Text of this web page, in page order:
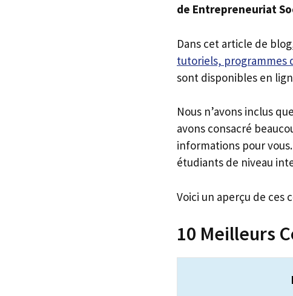
de Entrepreneuriat
Dans cet article de
tutoriels, programmes
sont disponibles en
Nous n’avons inclus
avons consacré
informations pour
étudiants de niveau
Voici un aperçu de ces
10 Meilleurs